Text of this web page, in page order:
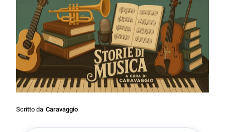
Scritto da Caravaggio